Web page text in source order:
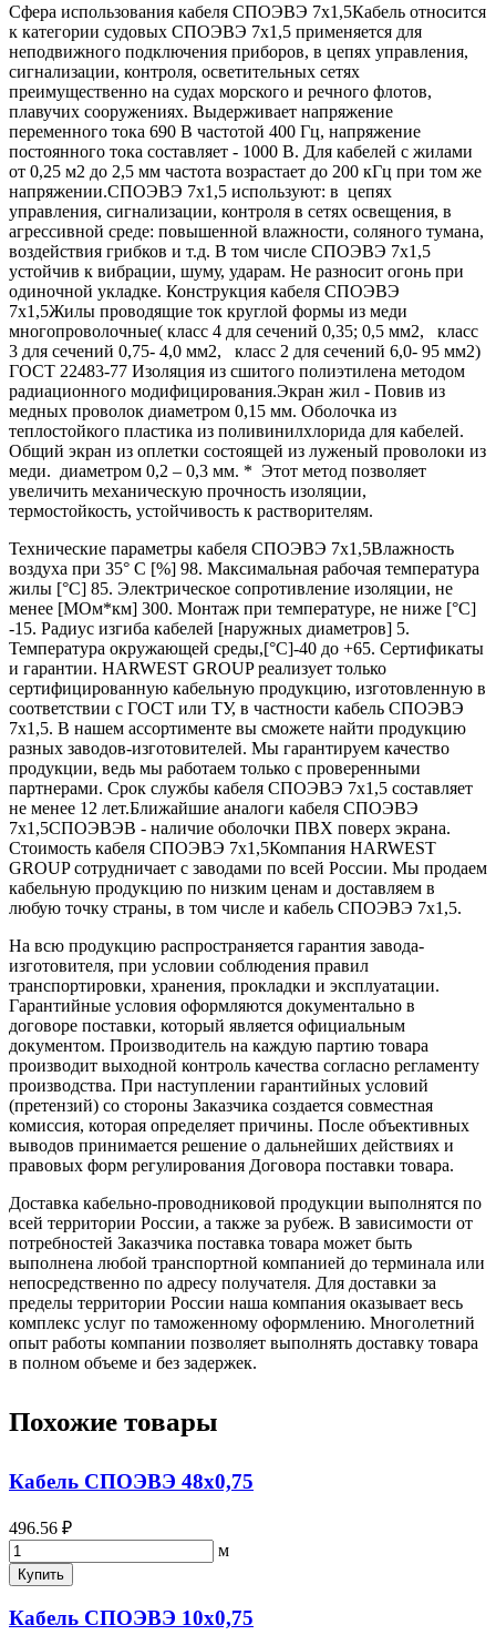
Сфера использования кабеля СПОЭВЭ 7х1,5Кабель относится
к категории судовых СПОЭВЭ 7х1,5 применяется для
неподвижного подключения приборов, в цепях управления,
сигнализации, контроля, осветительных сетях
преимущественно на судах морского и речного флотов,
плавучих сооружениях. Выдерживает напряжение
переменного тока 690 В частотой 400 Гц, напряжение
постоянного тока составляет - 1000 В. Для кабелей с жилами
от 0,25 м2 до 2,5 мм частота возрастает до 200 кГц при том же
напряжении.СПОЭВЭ 7х1,5 используют: в цепях
управления, сигнализации, контроля в сетях освещения, в
агрессивной среде: повышенной влажности, соляного тумана,
воздействия грибков и т.д. В том числе СПОЭВЭ 7х1,5
устойчив к вибрации, шуму, ударам. Не разносит огонь при
одиночной укладке. Конструкция кабеля СПОЭВЭ
7х1,5Жилы проводящие ток круглой формы из меди
многопроволочные( класс 4 для сечений 0,35; 0,5 мм2, класс
3 для сечений 0,75- 4,0 мм2, класс 2 для сечений 6,0- 95 мм2)
ГОСТ 22483-77 Изоляция из сшитого полиэтилена методом
радиационного модифицирования.Экран жил - Повив из
медных проволок диаметром 0,15 мм. Оболочка из
теплостойкого пластика из поливинилхлорида для кабелей.
Общий экран из оплетки состоящей из луженый проволоки из
меди. диаметром 0,2 – 0,3 мм. * Этот метод позволяет
увеличить механическую прочность изоляции,
термостойкость, устойчивость к растворителям.
Технические параметры кабеля СПОЭВЭ 7х1,5Влажность
воздуха при 35° C [%] 98. Максимальная рабочая температура
жилы [°С] 85. Электрическое сопротивление изоляции, не
менее [МОм*км] 300. Монтаж при температуре, не ниже [°C]
-15. Радиус изгиба кабелей [наружных диаметров] 5.
Температура окружающей среды,[°C]-40 до +65. Сертификаты
и гарантии. HARWEST GROUP реализует только
сертифицированную кабельную продукцию, изготовленную в
соответствии с ГОСТ или ТУ, в частности кабель СПОЭВЭ
7х1,5. В нашем ассортименте вы сможете найти продукцию
разных заводов-изготовителей. Мы гарантируем качество
продукции, ведь мы работаем только с проверенными
партнерами. Срок службы кабеля СПОЭВЭ 7х1,5 составляет
не менее 12 лет.Ближайшие аналоги кабеля СПОЭВЭ
7х1,5СПОЭВЭВ - наличие оболочки ПВХ поверх экрана.
Стоимость кабеля СПОЭВЭ 7х1,5Компания HARWEST
GROUP сотрудничает с заводами по всей России. Мы продаем
кабельную продукцию по низким ценам и доставляем в
любую точку страны, в том числе и кабель СПОЭВЭ 7х1,5.
На всю продукцию распространяется гарантия завода-
изготовителя, при условии соблюдения правил
транспортировки, хранения, прокладки и эксплуатации.
Гарантийные условия оформляются документально в
договоре поставки, который является официальным
документом. Производитель на каждую партию товара
производит выходной контроль качества согласно регламенту
производства. При наступлении гарантийных условий
(претензий) со стороны Заказчика создается совместная
комиссия, которая определяет причины. После объективных
выводов принимается решение о дальнейших действиях и
правовых форм регулирования Договора поставки товара.
Доставка кабельно-проводниковой продукции выполнятся по
всей территории России, а также за рубеж. В зависимости от
потребностей Заказчика поставка товара может быть
выполнена любой транспортной компанией до терминала или
непосредственно по адресу получателя. Для доставки за
пределы территории России наша компания оказывает весь
комплекс услуг по таможенному оформлению. Многолетний
опыт работы компании позволяет выполнять доставку товара
в полном объеме и без задержек.
Похожие товары
Кабель СПОЭВЭ 48х0,75
496.56 ₽
м
Купить
Кабель СПОЭВЭ 10х0,75